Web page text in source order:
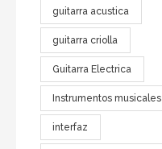
guitarra acustica
guitarra criolla
Guitarra Electrica
Instrumentos musicales
interfaz